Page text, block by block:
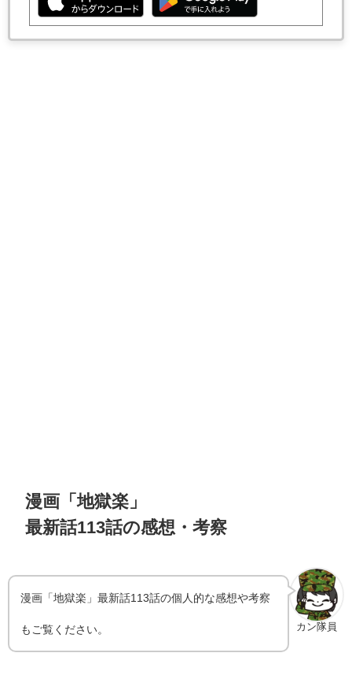
漫画「地獄楽」
最新話113話の感想・考察
カン隊員
漫画「地獄楽」最新話113話の個人的な感想や考察
もご覧ください。